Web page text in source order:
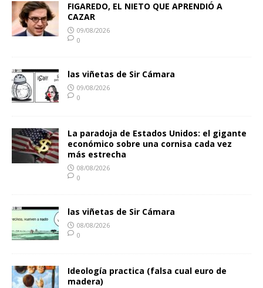
FIGAREDO, EL NIETO QUE APRENDIÓ A
CAZAR
09/08/2026
0
las viñetas de Sir Cámara
09/08/2026
0
La paradoja de Estados Unidos: el gigante
económico sobre una cornisa cada vez
más estrecha
08/08/2026
0
las viñetas de Sir Cámara
08/08/2026
0
Ideología practica (falsa cual euro de
madera)